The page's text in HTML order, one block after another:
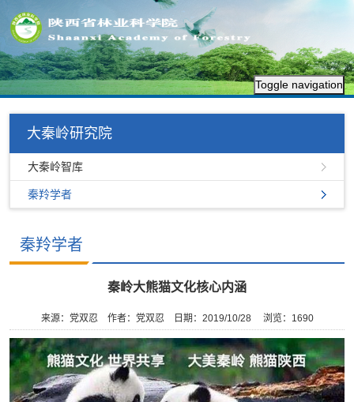
Toggle navigation
大秦岭研究院
大秦岭智库
秦羚学者
秦羚学者
秦岭大熊猫文化核心内涵
来源：党双忍 作者：党双忍 日期：2019/10/28 浏览： 1690